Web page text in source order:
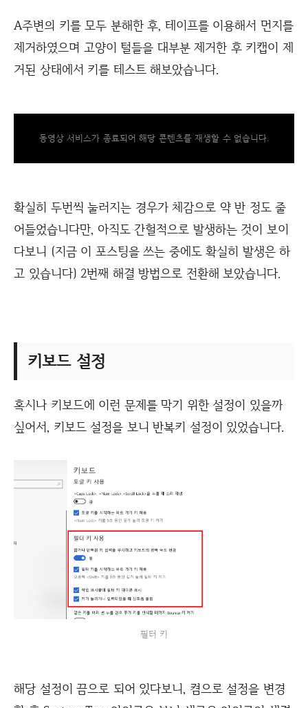
A주변의 키를 모두 분해한 후, 테이프를 이용해서 먼지를
제거하였으며 고양이 털들을 대부분 제거한 후 키캡이 제
거된 상태에서 키를 테스트 해보았습니다.
동영상 서비스가 종료되어 해당 콘텐츠를 재생할 수 없습니다.
확실히 두번씩 눌러지는 경우가 체감으로 약 반 정도 줄
어들었습니다만, 아직도 간헐적으로 발생하는 것이 보이
다보니 (지금 이 포스팅을 쓰는 중에도 확실히 발생은 하
고 있습니다) 2번째 해결 방법으로 전환해 보았습니다.
키보드 설정
혹시나 키보드에 이런 문제를 막기 위한 설정이 있을까
싶어서, 키보드 설정을 보니 반복키 설정이 있었습니다.
필터 키
해당 설정이 끔으로 되어 있다보니, 켬으로 설정을 변경